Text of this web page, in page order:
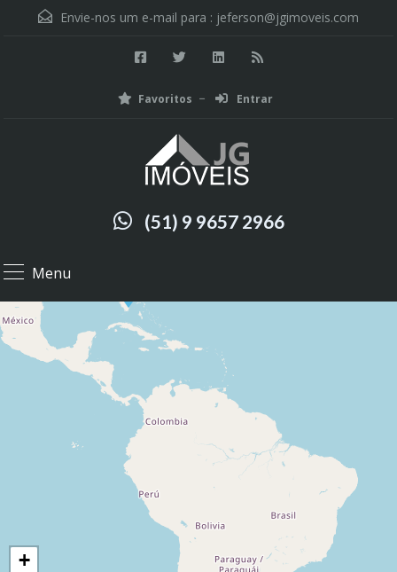
Envie-nos um e-mail para : jeferson@jgimoveis.com
Favoritos Entrar
(51) 9 9657 2966
Menu
+